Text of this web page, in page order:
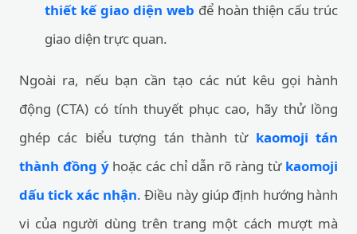
thiết kế giao diện web để hoàn thiện cấu trúc
giao diện trực quan.
Ngoài ra, nếu bạn cần tạo các nút kêu gọi hành
động (CTA) có tính thuyết phục cao, hãy thử lồng
ghép các biểu tượng tán thành từ kaomoji tán
thành đồng ýhoặc các chỉ dẫn rõ ràng từ kaomoji
dấu tick xác nhận. Điều này giúp định hướng hành
vi của người dùng trên trang một cách mượt mà